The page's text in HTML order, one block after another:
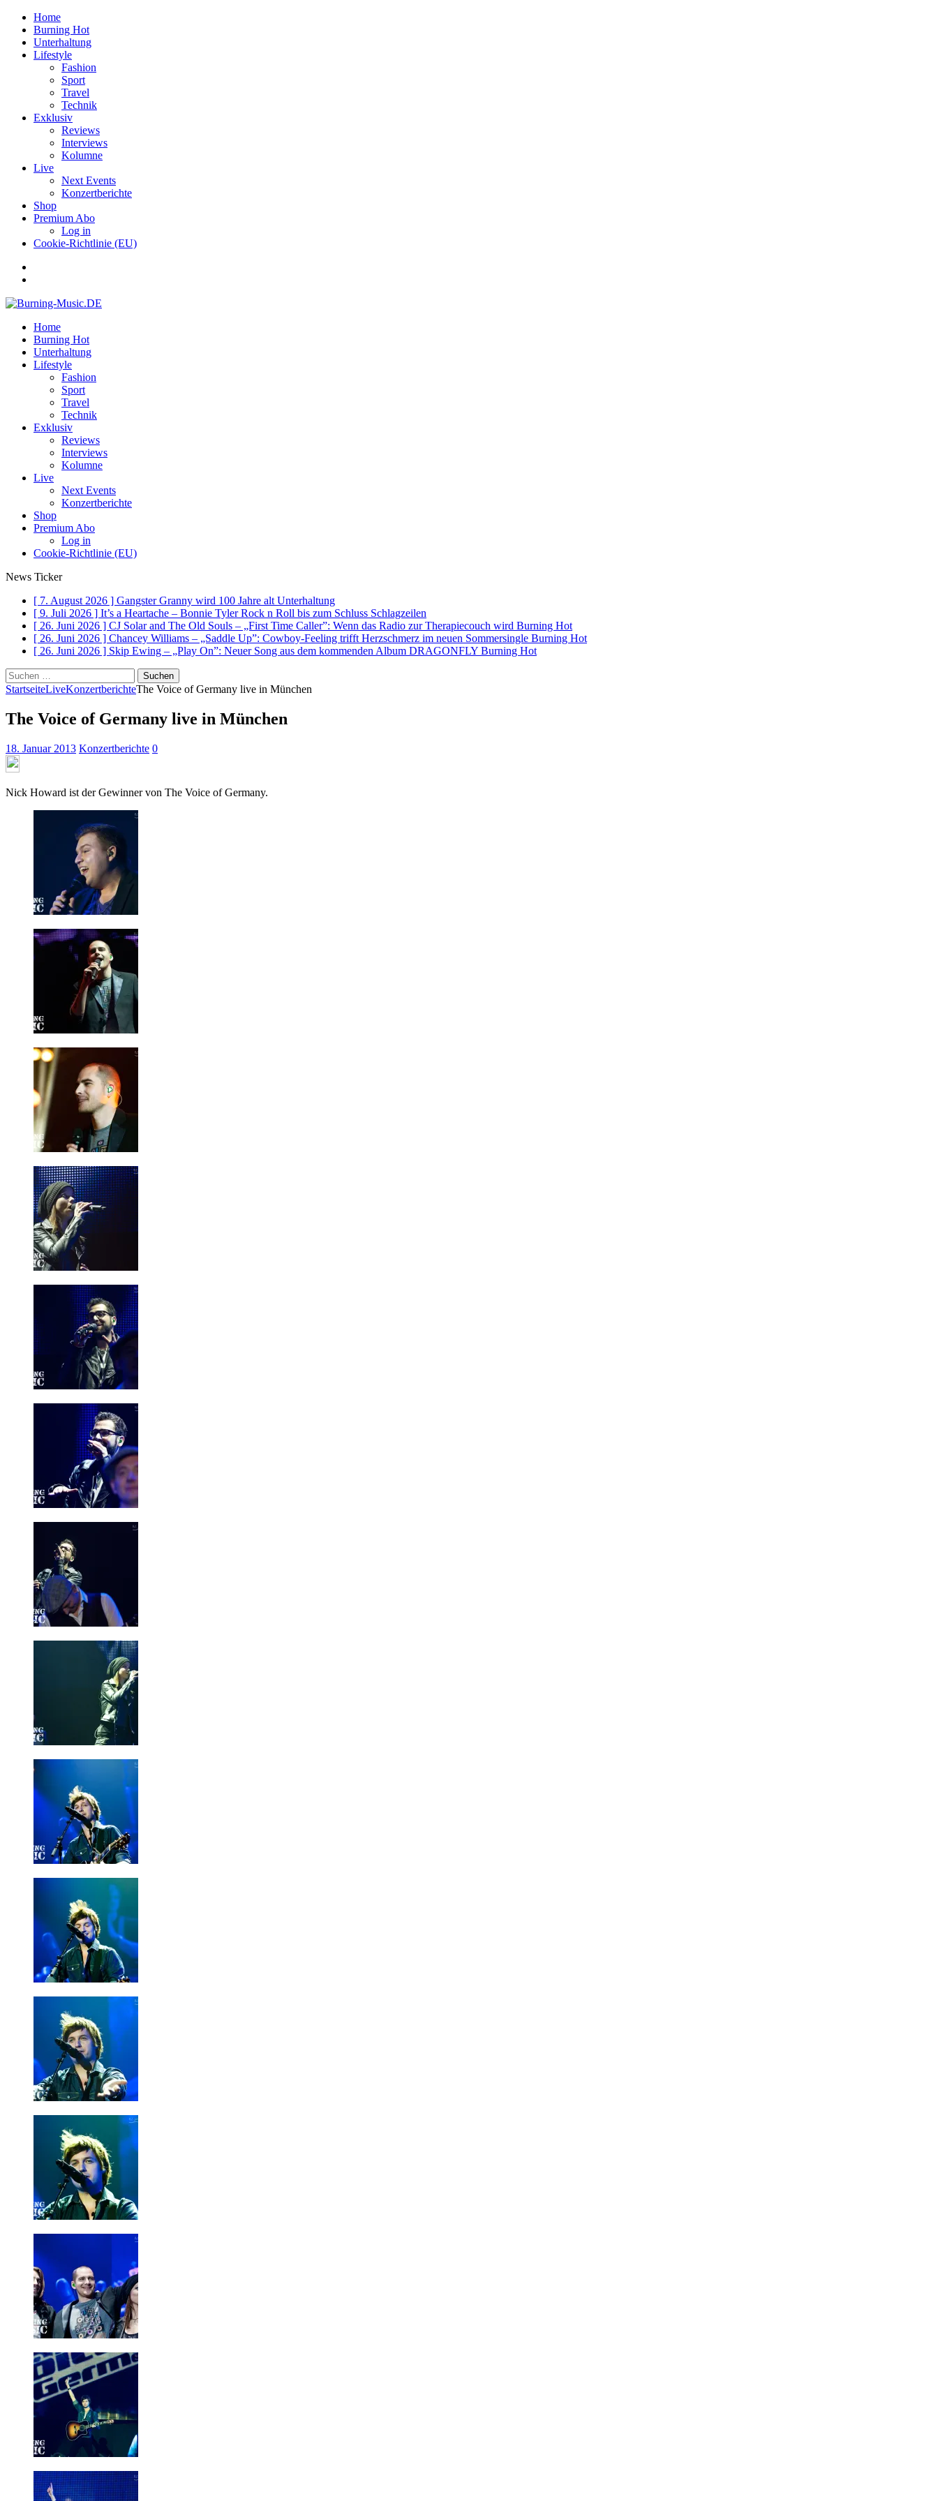
Home
Burning Hot
Unterhaltung
Lifestyle
Fashion
Sport
Travel
Technik
Exklusiv
Reviews
Interviews
Kolumne
Live
Next Events
Konzertberichte
Shop
Premium Abo
Log in
Cookie-Richtlinie (EU)
Home
Burning Hot
Unterhaltung
Lifestyle
Fashion
Sport
Travel
Technik
Exklusiv
Reviews
Interviews
Kolumne
Live
Next Events
Konzertberichte
Shop
Premium Abo
Log in
Cookie-Richtlinie (EU)
News Ticker
[ 7. August 2026 ] Gangster Granny wird 100 Jahre alt Unterhaltung
[ 9. Juli 2026 ] It’s a Heartache – Bonnie Tyler Rock n Roll bis zum Schluss Schlagzeilen
[ 26. Juni 2026 ] CJ Solar and The Old Souls – „First Time Caller”: Wenn das Radio zur Therapiecouch wird Burning Hot
[ 26. Juni 2026 ] Chancey Williams – „Saddle Up”: Cowboy-Feeling trifft Herzschmerz im neuen Sommersingle Burning Hot
[ 26. Juni 2026 ] Skip Ewing – „Play On”: Neuer Song aus dem kommenden Album DRAGONFLY Burning Hot
Suchen
nach:
StartseiteLiveKonzertberichteThe Voice of Germany live in München
The Voice of Germany live in München
18. Januar 2013 Konzertberichte 0
Nick Howard ist der Gewinner von The Voice of Germany.